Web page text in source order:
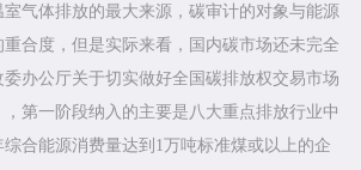
气体排放的最大来源，碳审计的对象与能源
合度，但是实际来看，国内碳市场还未完全
办公厅关于切实做好全国碳排放权交易市场
第一阶段纳入的主要是八大重点排放行业中
综合能源消费量达到1万吨标准煤或以上的企